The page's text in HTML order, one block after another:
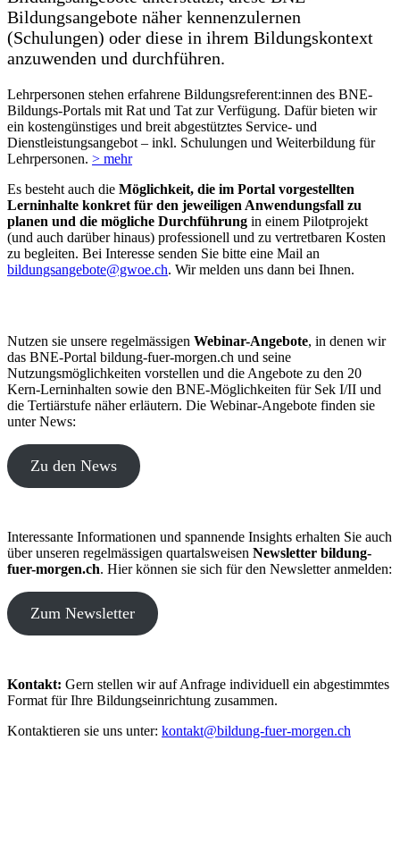
Bildungsangebote näher kennenzulernen
(Schulungen) oder diese in ihrem Bildungskontext
anzuwenden und durchführen.
Lehrpersonen stehen erfahrene Bildungsreferent:innen des BNE-
Bildungs-Portals mit Rat und Tat zur Verfügung. Dafür bieten wir
ein kostengünstiges und breit abgestütztes Service- und
Dienstleistungsangebot – inkl. Schulungen und Weiterbildung für
Lehrpersonen. > mehr
Es besteht auch die Möglichkeit, die im Portal vorgestellten
Lerninhalte konkret für den jeweiligen Anwendungsfall zu
planen und die mögliche Durchführung in einem Pilotprojekt
(und auch darüber hinaus) professionell und zu vertretbaren Kosten
zu begleiten. Bei Interesse senden Sie bitte eine Mail an
bildungsangebote@gwoe.ch. Wir melden uns dann bei Ihnen.
Nutzen sie unsere regelmässigen Webinar-Angebote, in denen wir
das BNE-Portal bildung-fuer-morgen.ch und seine
Nutzungsmöglichkeiten vorstellen und die Angebote zu den 20
Kern-Lerninhalten sowie den BNE-Möglichkeiten für Sek I/II und
die Tertiärstufe näher erläutern. Die Webinar-Angebote finden sie
unter News:
Zu den News
Interessante Informationen und spannende Insights erhalten Sie auch
über unseren regelmässigen quartalsweisen Newsletter bildung-
fuer-morgen.ch. Hier können sie sich für den Newsletter anmelden:
Zum Newsletter
Kontakt: Gern stellen wir auf Anfrage individuell ein abgestimmtes
Format für Ihre Bildungseinrichtung zusammen.
Kontaktieren sie uns unter: kontakt@bildung-fuer-morgen.ch